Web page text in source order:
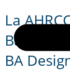
La
Bares y
BA